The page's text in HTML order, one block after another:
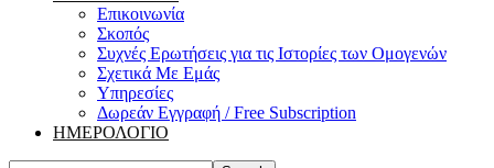
Επικοινωνία
Σκοπός
Συχνές Ερωτήσεις για τις Ιστορίες των Ομογενών
Σχετικά Με Εμάς
Υπηρεσίες
Δωρεάν Εγγραφή / Free Subscription
ΗΜΕΡΟΛΟΓΙΟ